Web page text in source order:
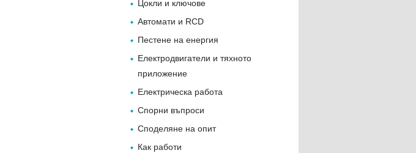
Цокли и ключове
Автомати и RCD
Пестене на енергия
Електродвигатели и тяхното
приложение
Електрическа работа
Спорни въпроси
Споделяне на опит
Как работи